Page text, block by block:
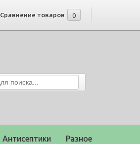
Сравнение товаров 0
Антисептики Разное